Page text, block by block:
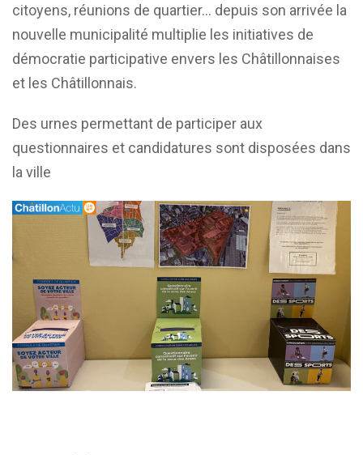
citoyens, réunions de quartier… depuis son arrivée la
nouvelle municipalité multiplie les initiatives de
démocratie participative envers les Châtillonnaises
et les Châtillonnais.
Des urnes permettant de participer aux
questionnaires et candidatures sont disposées dans
la ville